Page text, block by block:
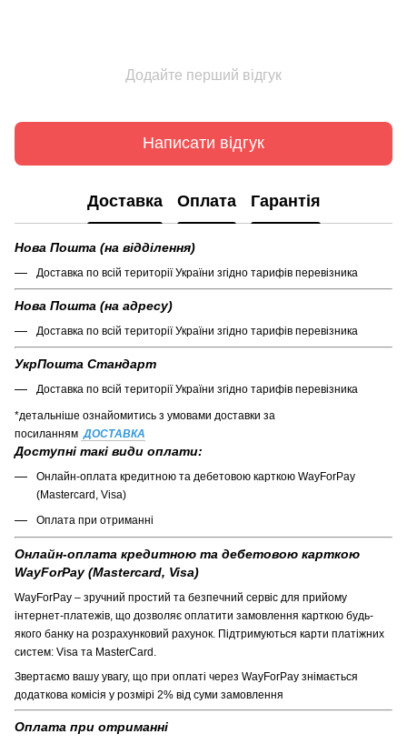
Додайте перший відгук
Написати відгук
Доставка Оплата Гарантія
Нова Пошта (на відділення)
Доставка по всій території України згідно тарифів перевізника
Нова Пошта (на адресу)
Доставка по всій території України згідно тарифів перевізника
УкрПошта Стандарт
Доставка по всій території України згідно тарифів перевізника
*детальніше ознайомитись з умовами доставки за
посиланням ДОСТАВКА
Доступні такі види оплати:
Онлайн-оплата кредитною та дебетовою карткою WayForPay
(Mastercard, Visa)
Оплата при отриманні
Онлайн-оплата кредитною та дебетовою карткою
WayForPay (Mastercard, Visa)
WayForPay – зручний простий та безпечний сервіс для прийому
інтернет-платежів, що дозволяє оплатити замовлення карткою будь-
якого банку на розрахунковий рахунок. Підтримуються карти платіжних
систем: Visa та MasterCard.
Звертаємо вашу увагу, що при оплаті через WayForPay знімається
додаткова комісія у розмірі 2% від суми замовлення
Оплата при отриманні